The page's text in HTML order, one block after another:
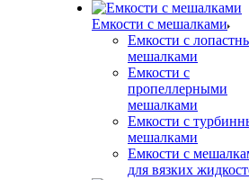
Емкости с мешалками
Емкости с
мешалками
Емкости с
пропеллерными
мешалками
Емкости с
мешалками
Емкости с
для вязких